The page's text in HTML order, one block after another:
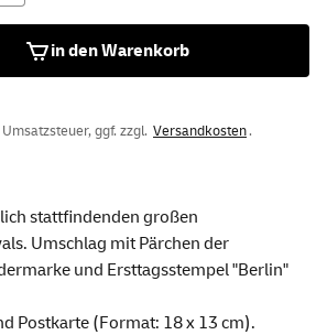
in den Warenkorb
ggf. zzgl. Versandkosten.
stattfindenden großen
Umschlag mit Pärchen der
und Ersttagsstempel "Berlin"
Postkarte (Format: 18 x 13 cm).